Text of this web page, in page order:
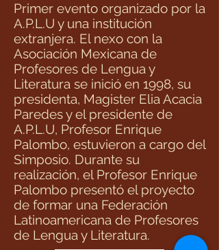
Primer evento organizado por la
A.P.L.U y una institución
extranjera. El nexo con la
Asociación Mexicana de
Profesores de Lengua y
Literatura se inició en 1998, su
presidenta, Magister Elia Acacia
Paredes y el presidente de
A.P.L.U, Profesor Enrique
Palombo, estuvieron a cargo del
Simposio. Durante su
realización, el Profesor Enrique
Palombo presentó el proyecto
de formar una Federación
Latinoamericana de Profesores
de Lengua y Literatura.